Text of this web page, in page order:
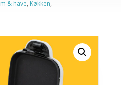
& have, Køkken,